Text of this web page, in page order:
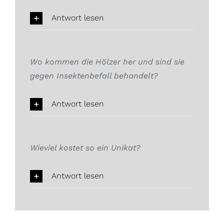
Antwort lesen
Wo kommen die Hölzer her und sind sie
gegen Insektenbefall behandelt?
Antwort lesen
Wieviel kostet so ein Unikat?
Antwort lesen